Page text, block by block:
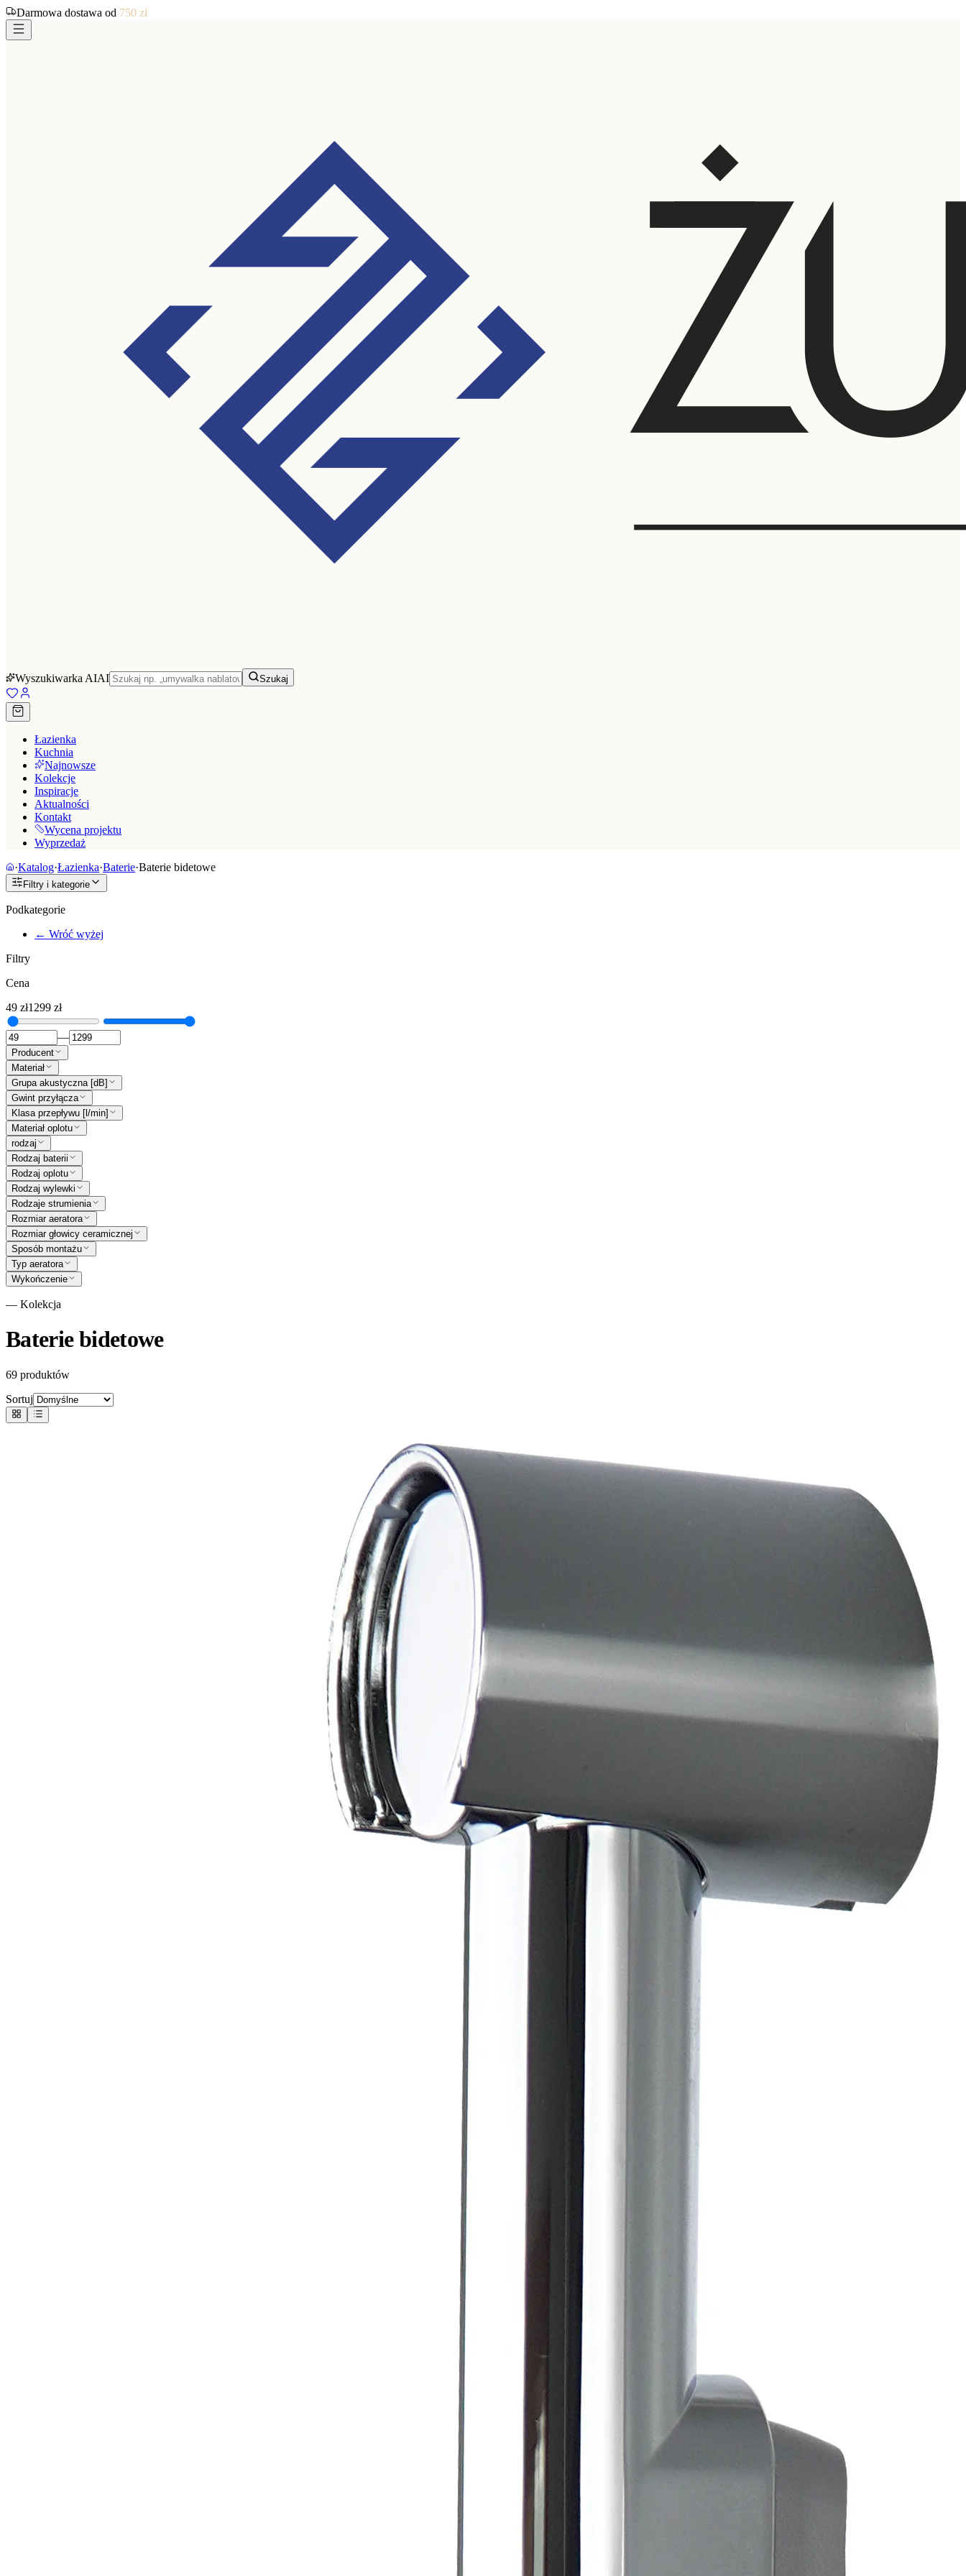
Darmowa dostawa od 750 zł
Wyszukiwarka AIAI Szukaj
Łazienka
Kuchnia
Najnowsze
Kolekcje
Inspiracje
Aktualności
Kontakt
Wycena projektu
Wyprzedaż
·Katalog·Łazienka·Baterie·Baterie bidetowe
Filtry i kategorie
Podkategorie
← Wróć wyżej
Filtry
Cena
49 zł1299 zł
—
Producent
Materiał
Grupa akustyczna [dB]
Gwint przyłącza
Klasa przepływu [l/min]
Materiał oplotu
rodzaj
Rodzaj baterii
Rodzaj oplotu
Rodzaj wylewki
Rodzaje strumienia
Rozmiar aeratora
Rozmiar głowicy ceramicznej
Sposób montażu
Typ aeratora
Wykończenie
— Kolekcja
Baterie bidetowe
69 produktów
Sortuj